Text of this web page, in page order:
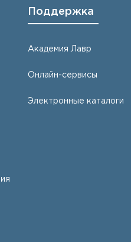
Поддержка
Академия Лавр
Онлайн-сервисы
Электронные каталоги